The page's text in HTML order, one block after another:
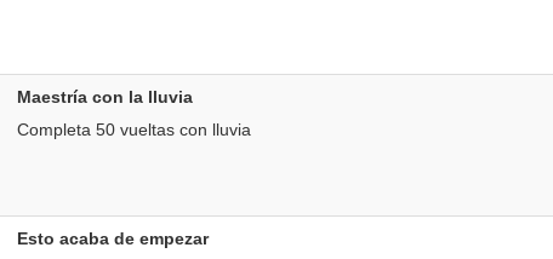
Maestría con la lluvia
Completa 50 vueltas con lluvia
Esto acaba de empezar